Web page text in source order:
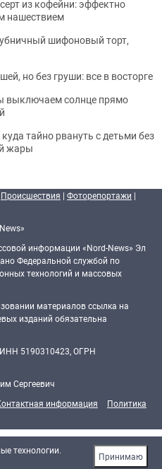
из кофейни: эффектно
нашествием
шифоновый торт,
но без груши: все в восторге
выключаем солнце прямо
тайно рвануть с детьми без
жары
Происшествия | Фоторепортажи |
информации «Nord-News» Эл
Федеральной службой по
технологий и массовых
материалов ссылка на
изданий обязательна
5190310423, ОГРН
Сергеевич
информация
Политика
технологии.
Принимаю